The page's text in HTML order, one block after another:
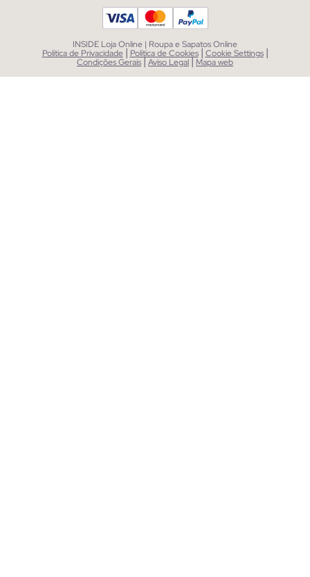
INSIDE Loja Online | Roupa e Sapatos Online
Política de Privacidade | Política de Cookies | Cookie Settings |
Condições Gerais|Aviso Legal| Mapa web